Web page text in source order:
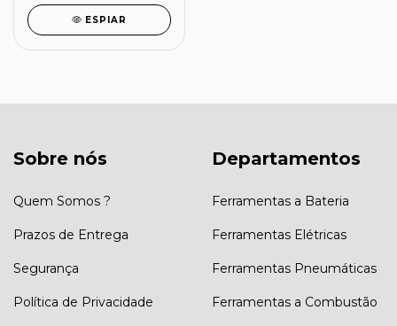
ESPIAR
Sobre nós
Quem Somos ?
Prazos de Entrega
Segurança
Política de Privacidade
Departamentos
Ferramentas a Bateria
Ferramentas Elétricas
Ferramentas Pneumáticas
Ferramentas a Combustão